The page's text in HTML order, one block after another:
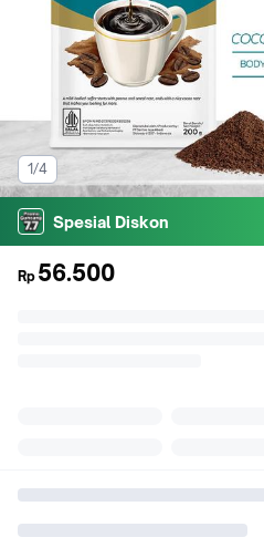
1/4
Spesial Diskon
Rp 56.500